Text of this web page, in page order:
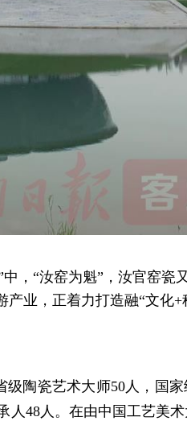
，“汝窑为魁”，汝官窑瓷
业，正着力打造融“文化+
陶瓷艺术大师50人，国
人48人。在由中国工艺美